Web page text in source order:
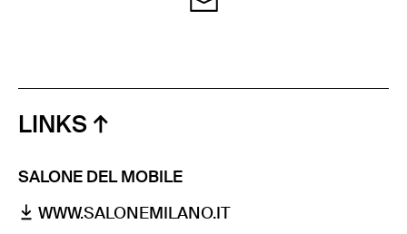
LINKS
SALONE DEL MOBILE
WWW.SALONEMILANO.IT